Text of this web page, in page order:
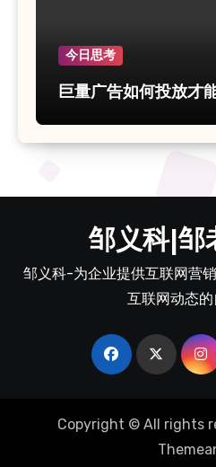
今日思考
巨量广告如何投放才
邹义科|邹
邹义科-为企业提供互联网营
互联网动态
Copyright © All rights